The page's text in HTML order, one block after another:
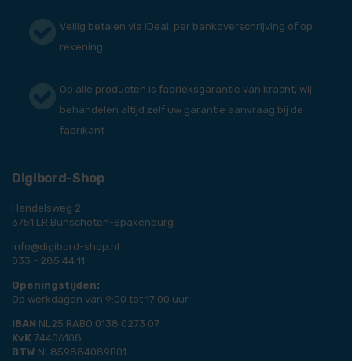
Veilig betalen via iDeal, per bankoverschrijving of op
rekening
Op alle producten is fabrieksgarantie van kracht, wij
behandelen altijd zelf uw garantie aanvraag bij de
fabrikant
Digibord-Shop
Handelsweg 2
3751 LR Bunschoten-Spakenburg
info@digibord-shop.nl
033 - 285 44 11
Openingstijden:
Op werkdagen van 9:00 tot 17:00 uur
IBAN NL25 RABO 0138 0273 07
KvK 74406108
BTW NL859884089B01